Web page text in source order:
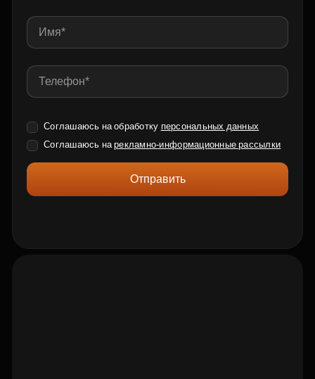
Соглашаюсь на обработку персональных данных
Соглашаюсь нарекламно-информационные рассылки
Отправить